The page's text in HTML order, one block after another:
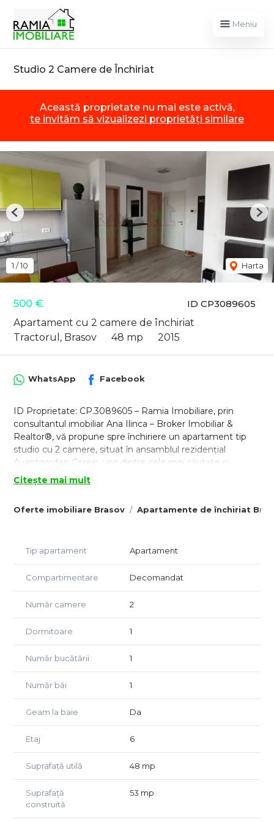
Meniu
Studio 2 Camere de Închiriat
Această proprietate nu mai este activă,
te invităm să vizualizezi proprietăți similare
ID CP3089605
500 €
Apartament cu 2 camere de închiriat
Tractorul, Brasov
48 mp 2015
1 /10 Harta
Previous
Oferte imobiliare Brasov Apartamente de închiriat
WhatsApp Facebook
ID Proprietate: CP.3089605 – Ramia Imobiliare, prin
consultantul imobiliar Ana Ilinca – Broker Imobiliar &
Realtor®, vă propune spre închiriere un apartament tip
studio cu 2 camere, situat în ansamblul rezidențial
Avantgarden Coresi, una dintre cele mai căutate și
moderne zone din Brașov.
Poziționat excelent, chiar vis-a-vis de Coresi Shopping
restaurante, cafenele, săli de fitness, farmacii, mijloace de
Locuința este amplasată la etajul 6 al unui imobil cu 8
niveluri și beneficiază de o priveliște deschisă către zona
pietonală a complexului. Apartamentul se remarcă prin
compartimentarea practică, luminozitatea naturală și
starea foarte bună de întreținere, fiind pregătit pentru
mutare imediată.
Etaj 6 din 8
Boxă pentru depozitare la subsol
Compartimentare:
Living cu bucătărie open-space
Dormitor
Baie cu cadă
Hol
Dotări și beneficii:
Citește mai mult
Tip apartament Apartament
Compartimentare Decomandat
Număr camere 2
Dormitoare 1
Număr bucătării 1
Număr băi 1
Geam la baie Da
Etaj 6
Suprafață utilă 48 mp
Suprafață
construită
53 mp